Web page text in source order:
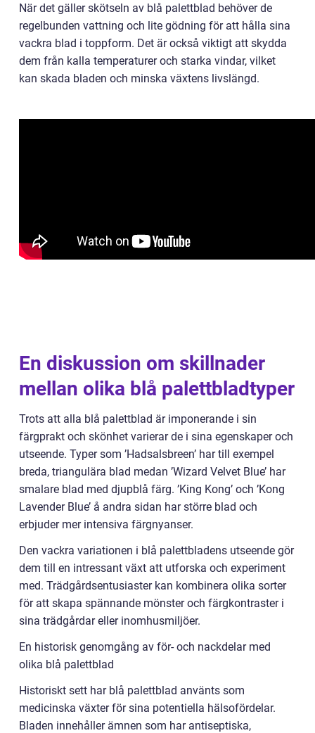
När det gäller skötseln av blå palettblad behöver de
regelbunden vattning och lite gödning för att hålla sina
vackra blad i toppform. Det är också viktigt att skydda
dem från kalla temperaturer och starka vindar, vilket
kan skada bladen och minska växtens livslängd.
En diskussion om skillnader
mellan olika blå palettbladtyper
Trots att alla blå palettblad är imponerande i sin
färgprakt och skönhet varierar de i sina egenskaper och
utseende. Typer som ’Hadsalsbreen’ har till exempel
breda, triangulära blad medan ’Wizard Velvet Blue’ har
smalare blad med djupblå färg. ’King Kong’ och ’Kong
Lavender Blue’ å andra sidan har större blad och
erbjuder mer intensiva färgnyanser.
Den vackra variationen i blå palettbladens utseende gör
dem till en intressant växt att utforska och experiment
med. Trädgårdsentusiaster kan kombinera olika sorter
för att skapa spännande mönster och färgkontraster i
sina trädgårdar eller inomhusmiljöer.
En historisk genomgång av för- och nackdelar med
olika blå palettblad
Historiskt sett har blå palettblad använts som
medicinska växter för sina potentiella hälsofördelar.
Bladen innehåller ämnen som har antiseptiska,